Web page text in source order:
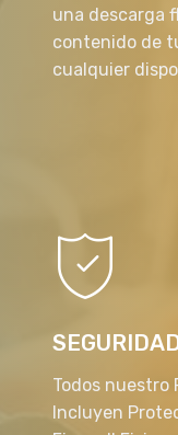
una descarga
contenido de
cualquier
Todos nuestro
Incluyen